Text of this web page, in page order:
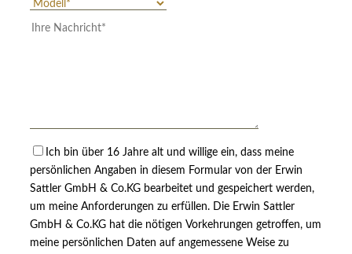
Ich bin über 16 Jahre alt und willige ein, dass meine
persönlichen Angaben in diesem Formular von der Erwin
Sattler GmbH & Co.KG bearbeitet und gespeichert werden,
um meine Anforderungen zu erfüllen. Die Erwin Sattler
GmbH & Co.KG hat die nötigen Vorkehrungen getroffen, um
meine persönlichen Daten auf angemessene Weise zu